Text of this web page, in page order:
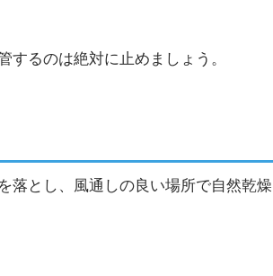
するのは絶対に止めましょう。
落とし、風通しの良い場所で自然乾燥